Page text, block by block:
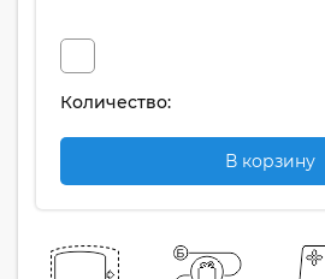
Количество:
В корзину